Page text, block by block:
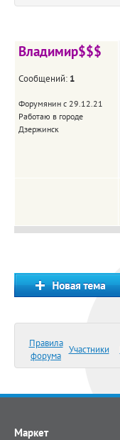
Владимир$$$
Сообщений: 1
Форумянин с 29.12.21
Работаю в городе
Дзержинск
Правила
форума
Участники
Маркет